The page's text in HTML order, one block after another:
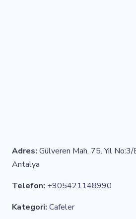
Adres: Gülveren Mah. 75. Yıl
Antalya
Telefon: +905421148990
Kategori: Cafeler